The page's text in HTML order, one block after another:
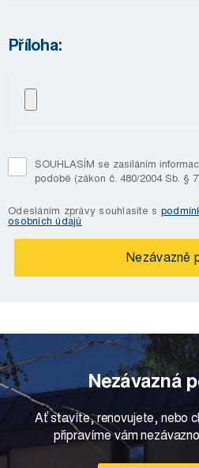
Příloha:
SOUHLASÍM se zasíláním
podobě (zákon č. 480/2004 Sb. §
Odesláním zprávy souhlasíte s
osobních údajů
Nezávazná
Ať stavíte, renovujete, nebo
připravíme vám